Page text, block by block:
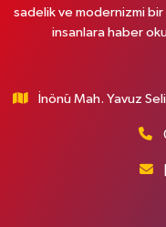
sadelik ve modernizmi bir
insanlara haber
İnönü Mah. Yavuz